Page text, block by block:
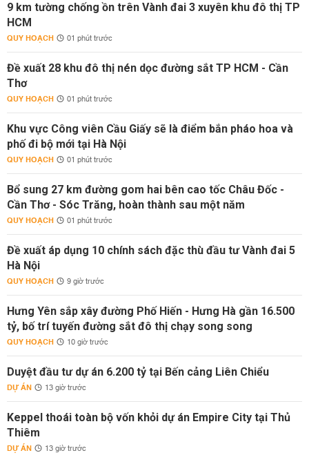
9 km tường chống ồn trên Vành đai 3 xuyên khu đô thị TP
HCM
QUY HOẠCH 01 phút trước
Đề xuất 28 khu đô thị nén dọc đường sắt TP HCM - Cần
Thơ
QUY HOẠCH 01 phút trước
Khu vực Công viên Cầu Giấy sẽ là điểm bắn pháo hoa và
phố đi bộ mới tại Hà Nội
QUY HOẠCH 01 phút trước
Bổ sung 27 km đường gom hai bên cao tốc Châu Đốc -
Cần Thơ - Sóc Trăng, hoàn thành sau một năm
QUY HOẠCH 01 phút trước
Đề xuất áp dụng 10 chính sách đặc thù đầu tư Vành đai 5
Hà Nội
QUY HOẠCH 9 giờ trước
Hưng Yên sắp xây đường Phố Hiến - Hưng Hà gần 16.500
tỷ, bố trí tuyến đường sắt đô thị chạy song song
QUY HOẠCH 10 giờ trước
Duyệt đầu tư dự án 6.200 tỷ tại Bến cảng Liên Chiểu
DỰ ÁN 13 giờ trước
Keppel thoái toàn bộ vốn khỏi dự án Empire City tại Thủ
Thiêm
DỰ ÁN 13 giờ trước